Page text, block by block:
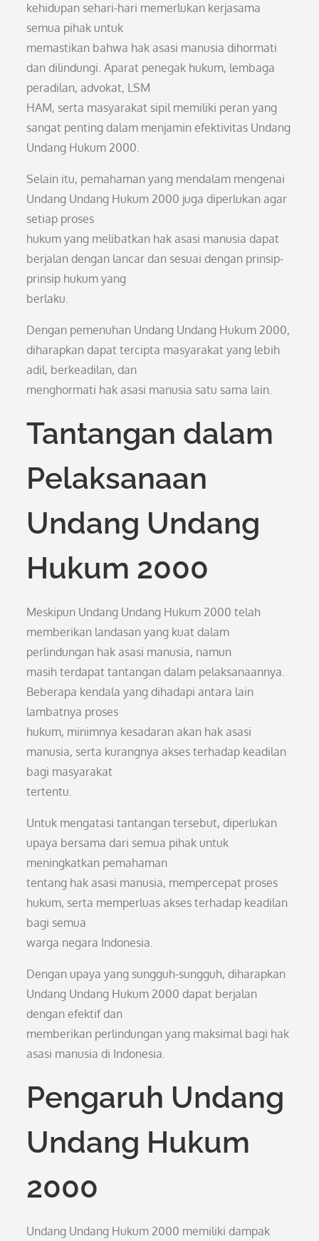
kehidupan sehari-hari memerlukan kerjasama
semua pihak untuk
memastikan bahwa hak asasi manusia dihormati
dan dilindungi. Aparat penegak hukum, lembaga
peradilan, advokat, LSM
HAM, serta masyarakat sipil memiliki peran yang
sangat penting dalam menjamin efektivitas Undang
Undang Hukum 2000.
Selain itu, pemahaman yang mendalam mengenai
Undang Undang Hukum 2000 juga diperlukan agar
setiap proses
hukum yang melibatkan hak asasi manusia dapat
berjalan dengan lancar dan sesuai dengan prinsip-
prinsip hukum yang
berlaku.
Dengan pemenuhan Undang Undang Hukum 2000,
diharapkan dapat tercipta masyarakat yang lebih
adil, berkeadilan, dan
menghormati hak asasi manusia satu sama lain.
Tantangan dalam
Pelaksanaan
Undang Undang
Hukum 2000
Meskipun Undang Undang Hukum 2000 telah
memberikan landasan yang kuat dalam
perlindungan hak asasi manusia, namun
masih terdapat tantangan dalam pelaksanaannya.
Beberapa kendala yang dihadapi antara lain
lambatnya proses
hukum, minimnya kesadaran akan hak asasi
manusia, serta kurangnya akses terhadap keadilan
bagi masyarakat
tertentu.
Untuk mengatasi tantangan tersebut, diperlukan
upaya bersama dari semua pihak untuk
meningkatkan pemahaman
tentang hak asasi manusia, mempercepat proses
hukum, serta memperluas akses terhadap keadilan
bagi semua
warga negara Indonesia.
Dengan upaya yang sungguh-sungguh, diharapkan
Undang Undang Hukum 2000 dapat berjalan
dengan efektif dan
memberikan perlindungan yang maksimal bagi hak
asasi manusia di Indonesia.
Pengaruh Undang
Undang Hukum
2000
Undang Undang Hukum 2000 memiliki dampak